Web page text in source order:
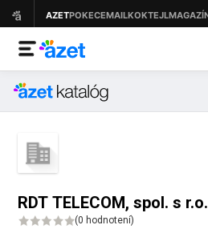
RDT TELECOM, spol. s r.o.
(0 hodnotení)